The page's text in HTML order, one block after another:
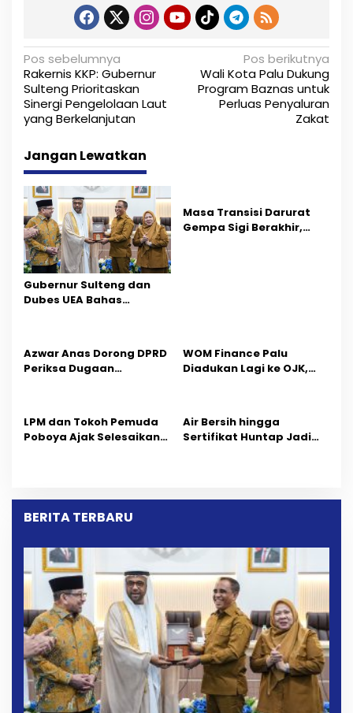
N
a
v
g
a
s
i
p
o
Pos sebelumnya
Rakernis KKP: Gubernur
Sulteng Prioritaskan
Sinergi Pengelolaan Laut
yang Berkelanjutan
Pos berikutnya
Wali Kota Palu Dukung
Program Baznas untuk
Perluas Penyaluran
Zakat
Jangan Lewatkan
Gubernur Sulteng dan
Dubes UEA Bahas
Masa Transisi Darurat
Gempa Sigi Berakhir,
Azwar Anas Dorong DPRD
Periksa Dugaan
‎WOM Finance Palu
Diadukan Lagi ke OJK,
Dipersoalkan ‎
LPM dan Tokoh Pemuda
Poboya Ajak Selesaikan
Air Bersih hingga
Sertifikat Huntap Jadi
BERITA TERBARU